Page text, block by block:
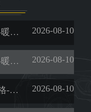
昆明大巴车租赁租车怎么样-暖旭-「昆明租车平台哪个好」 2026-08-10
昆明高铁站租车行哪家便宜-暖旭-「昆明租车公司」 2026-08-10
云南@旅游大巴低价租车价格-暖旭-「用车方便」 2026-08-10